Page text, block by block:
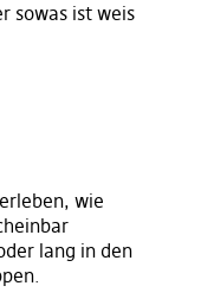
sowas ist weis
wie
lang in den